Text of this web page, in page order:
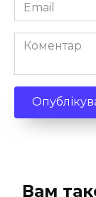
*
Коментар
Вам